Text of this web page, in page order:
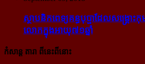
ស្ថាបនិក​ពេទ្យ​គន្ធបុប្ផា​ដែល​សង្គ្រោះ​កុ
លោក​ក្នុង​អាយុ​៧១ឆ្នាំ
កំសាន្ដ តារា ពីនេះពីនោះ